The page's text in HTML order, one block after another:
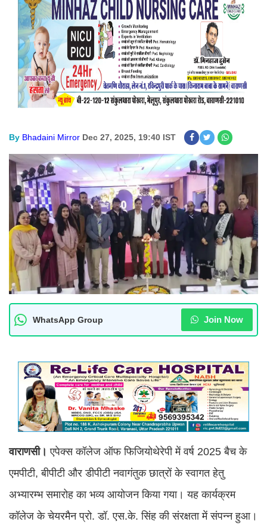
By Bhadaini Mirror Dec 27, 2025, 19:40 IST
WhatsApp Group Join Now
वाराणसी। एपेक्स कॉलेज ऑफ फिजियोथेरेपी में वर्ष 2025 बैच के
एमपीटी, बीपीटी और डीपीटी नवागंतुक छात्रों के स्वागत हेतु
अभ्यारम्भ समारोह का भव्य आयोजन किया गया। यह कार्यक्रम
कॉलेज के चेयरमैन प्रो. डॉ. एस.के. सिंह की संरक्षता में संपन्न हुआ।